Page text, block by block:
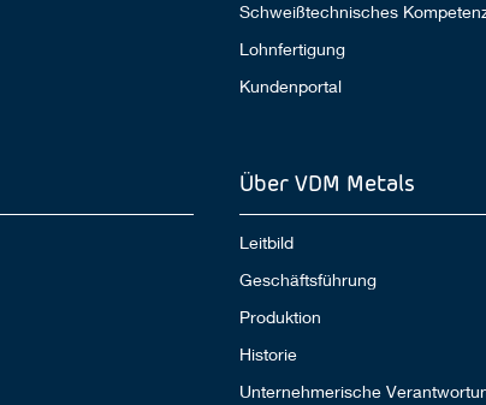
Schweißtechnisches
Lohnfertigung
Kundenportal
Über VDM Metals
Leitbild
Geschäftsführung
Produktion
Historie
Unternehmerische